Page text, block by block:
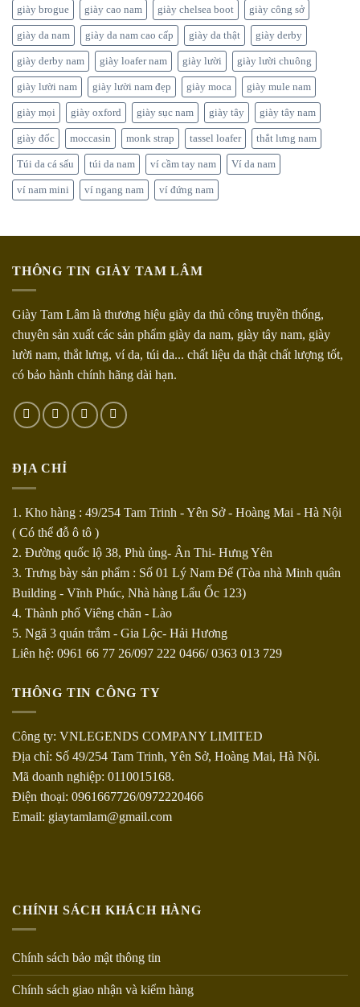
giày brogue giày cao nam giày chelsea boot giày công sở
giày da nam giày da nam cao cấp giày da thật giày derby
giày derby nam giày loafer nam giày lười giày lười chuông
giày lười nam giày lười nam đẹp giày moca giày mule nam
giày mọi giày oxford giày sục nam giày tây giày tây nam
giày đốc moccasin monk strap tassel loafer thắt lưng nam
Túi da cá sấu túi da nam ví cầm tay nam Ví da nam
ví nam mini ví ngang nam ví đứng nam
THÔNG TIN GIÀY TAM LÂM
Giày Tam Lâm là thương hiệu giày da thủ công truyền thống,
chuyên sản xuất các sản phẩm giày da nam, giày tây nam, giày
lười nam, thắt lưng, ví da, túi da... chất liệu da thật chất lượng tốt,
có bảo hành chính hãng dài hạn.
ĐỊA CHỈ
1. Kho hàng : 49/254 Tam Trinh - Yên Sở - Hoàng Mai - Hà Nội
( Có thể đỗ ô tô )
2. Đường quốc lộ 38, Phù ủng- Ân Thi- Hưng Yên
3. Trưng bày sản phẩm : Số 01 Lý Nam Đế (Tòa nhà Minh quân
Building - Vĩnh Phúc, Nhà hàng Lẩu Ốc 123)
4. Thành phố Viêng chăn - Lào
5. Ngã 3 quán trắm - Gia Lộc- Hải Hương
Liên hệ: 0961 66 77 26/097 222 0466/ 0363 013 729
THÔNG TIN CÔNG TY
Công ty: VNLEGENDS COMPANY LIMITED
Địa chỉ: Số 49/254 Tam Trinh, Yên Sở, Hoàng Mai, Hà Nội.
Mã doanh nghiệp: 0110015168.
Điện thoại: 0961667726/0972220466
Email: giaytamlam@gmail.com
CHÍNH SÁCH KHÁCH HÀNG
Chính sách bảo mật thông tin
Chính sách giao nhận và kiểm hàng